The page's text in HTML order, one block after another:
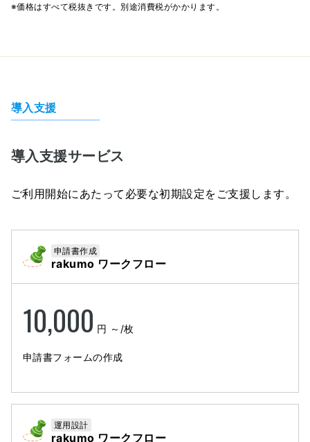
※価格はすべて税抜きです。別途消費税がかかります。
導入支援
導入支援サービス
ご利用開始にあたって必要な初期設定をご支援します。
申請書作成
rakumo ワークフロー
10,000 円 ～ /枚
申請書フォームの作成
運用設計
rakumo ワークフロー